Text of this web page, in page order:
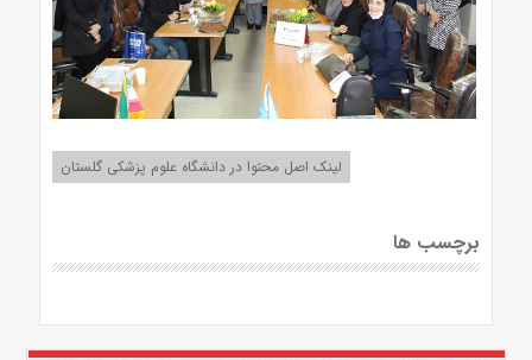
لینک اصل محتوا در دانشگاه علوم پزشکی گلستان
برچسب ها